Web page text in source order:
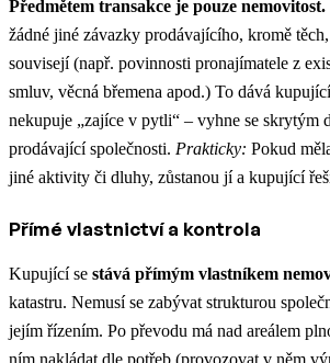
Předmětem transakce je pouze nemovitost.
žádné jiné závazky prodávajícího, kromě
souvisejí (např. povinnosti pronajímatele z
smluv, věcná břemena apod.)​ To dává
nekupuje „zajíce v pytli“ – vyhne se skrytým
prodávající společnosti. Prakticky: Pokud
jiné aktivity či dluhy, zůstanou jí a kupující
Přímé vlastnictví a kontrola
Kupující se stává přímým vlastníkem
katastru. Nemusí se zabývat strukturou
jejím řízením. Po převodu má nad areálem
ním nakládat dle potřeb (provozovat v něm